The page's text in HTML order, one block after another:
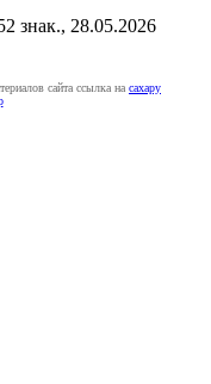
знак., 28.05.2026
сайта ссылка на caxapу